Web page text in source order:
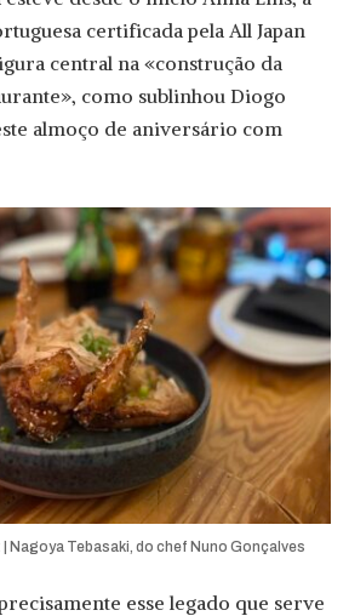
certificada pela All Japan
central na «construção da
como sublinhou Diogo
almoço de aniversário com
Nagoya Tebasaki, do chef Nuno Gonçalves
esse legado que serve